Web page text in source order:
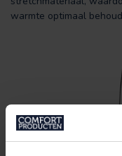
warmte optimaal